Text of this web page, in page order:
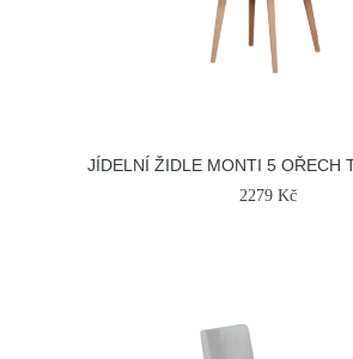
JÍDELNÍ ŽIDLE MONTI 5 OŘECH
2279 Kč